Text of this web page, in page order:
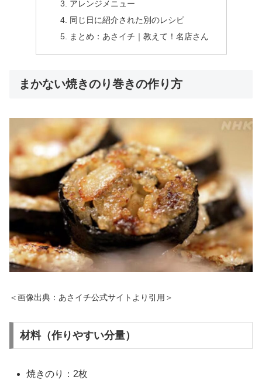
アレンジメニュー
同じ日に紹介された別のレシピ
まとめ：あさイチ｜教えて！名店さん
まかない焼きのり巻きの作り方
＜画像出典：あさイチ公式サイトより引用＞
材料（作りやすい分量）
焼きのり：2枚